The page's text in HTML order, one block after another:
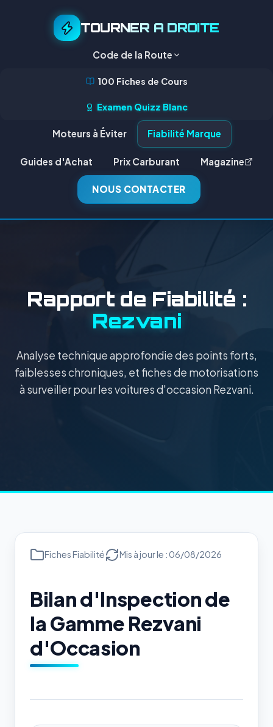
TOURNER A DROITE
Code de la Route
100 Fiches de Cours
Examen Quizz Blanc
Moteurs à Éviter Fiabilité Marque
Guides d'Achat Prix Carburant Magazine
NOUS CONTACTER
Rapport de Fiabilité :
Rezvani
Analyse technique approfondie des points forts,
faiblesses chroniques, et fiches de motorisations
à surveiller pour les voitures d'occasion Rezvani.
Fiches Fiabilité Mis à jour le : 06/08/2026
Bilan d'Inspection de
la Gamme Rezvani
d'Occasion